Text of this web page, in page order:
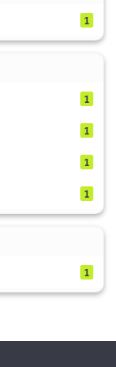
1
1
1
1
1
1